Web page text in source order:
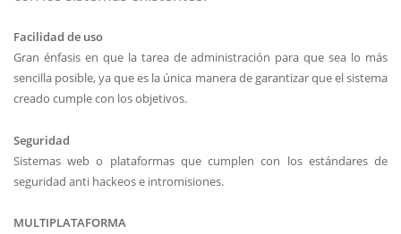
Facilidad de uso
Gran énfasis en que la tarea de administración para que sea lo más
sencilla posible, ya que es la única manera de garantizar que el sistema
creado cumple con los objetivos.
Seguridad
Sistemas web o plataformas que cumplen con los estándares de
seguridad anti hackeos e intromisiones.
MULTIPLATAFORMA